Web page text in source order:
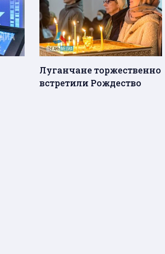
Луганчане торжественно
встретили Рождество